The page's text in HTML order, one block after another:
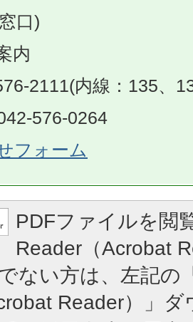
口)
内
2111(内線：135、
576-0264
フォーム
PDFファイルを閲
Reader（Acrobat
ない方は、左記の
Reader）」